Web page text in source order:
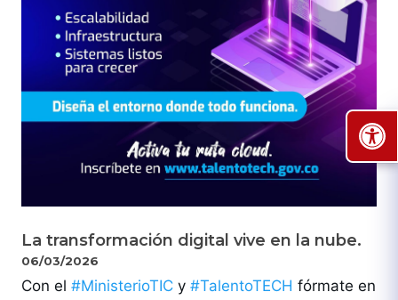
La transformación digital vive en la nube.
06/03/2026
Con el #MinisterioTIC y #TalentoTECH fórmate en